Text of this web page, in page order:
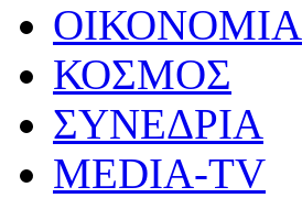
ΟΙΚΟΝΟΜΙΑ
ΚΟΣΜΟΣ
ΣΥΝΕΔΡΙΑ
MEDIA-TV